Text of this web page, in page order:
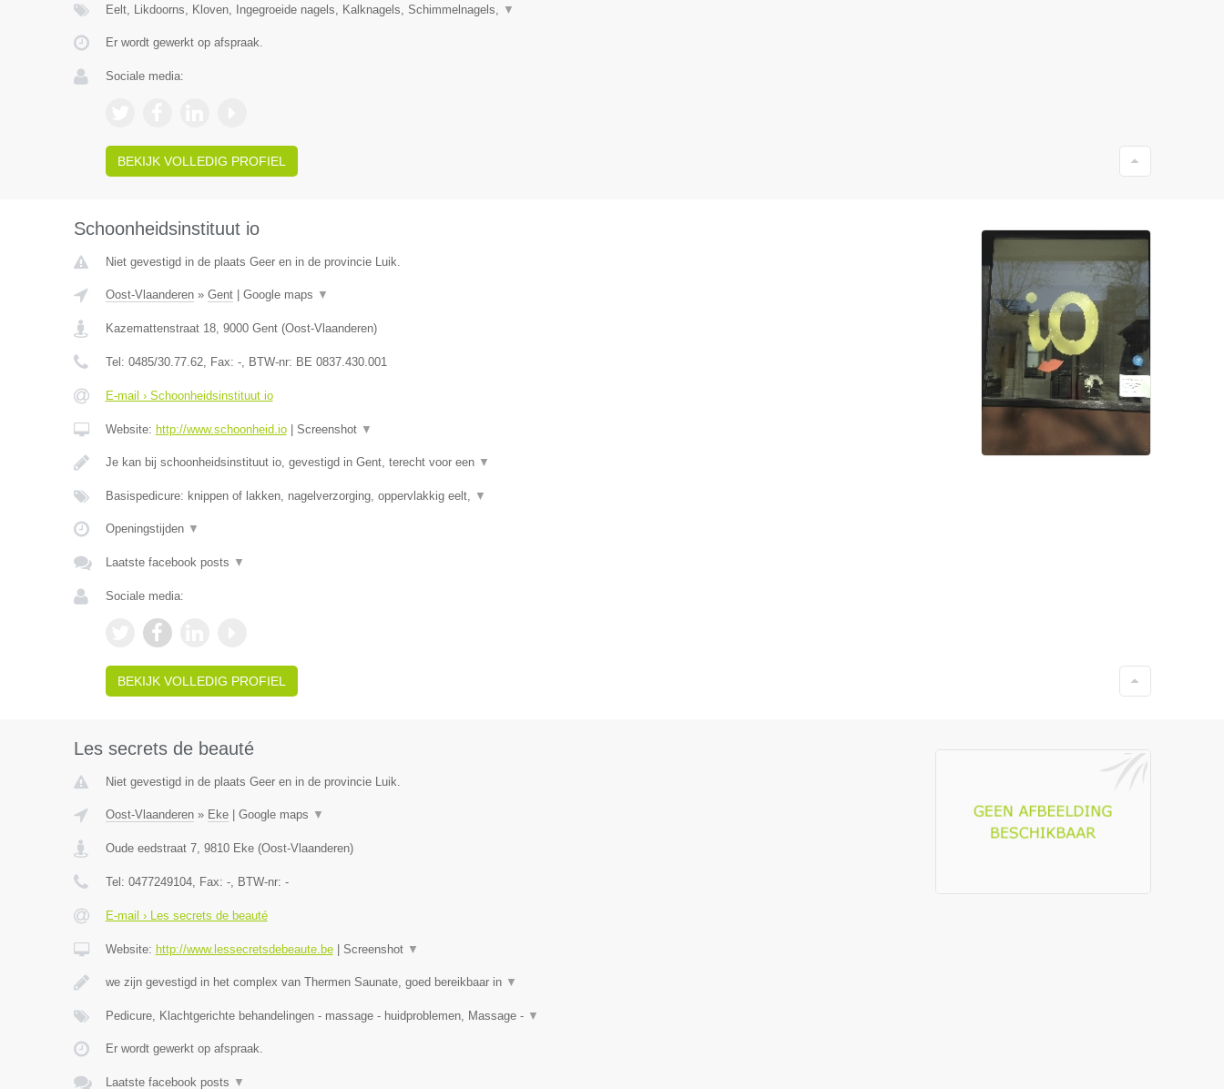
Eelt, Likdoorns, Kloven, Ingegroeide nagels, Kalknagels, Schimmelnagels, ▼
Er wordt gewerkt op afspraak.
Sociale media:
BEKIJK VOLLEDIG PROFIEL
Schoonheidsinstituut io
Niet gevestigd in de plaats Geer en in de provincie Luik.
Oost-Vlaanderen» Gent| Google maps ▼
Kazemattenstraat 18, 9000 Gent(Oost-Vlaanderen)
Tel: 0485/30.77.62, Fax: -, BTW-nr: BE 0837.430.001
E-mail › Schoonheidsinstituut io
Website: http://www.schoonheid.io| Screenshot ▼
Je kan bij schoonheidsinstituut io, gevestigd in Gent, terecht voor een ▼
Basispedicure: knippen of lakken, nagelverzorging, oppervlakkig eelt, ▼
Openingstijden ▼
Laatste facebook posts ▼
Sociale media:
BEKIJK VOLLEDIG PROFIEL
Les secrets de beauté
Niet gevestigd in de plaats Geer en in de provincie Luik.
Oost-Vlaanderen» Eke| Google maps ▼
Oude eedstraat 7, 9810 Eke(Oost-Vlaanderen)
Tel: 0477249104, Fax: -, BTW-nr: -
E-mail › Les secrets de beauté
Website: http://www.lessecretsdebeaute.be| Screenshot ▼
we zijn gevestigd in het complex van Thermen Saunate, goed bereikbaar in ▼
Pedicure, Klachtgerichte behandelingen - massage - huidproblemen, Massage - ▼
Er wordt gewerkt op afspraak.
Laatste facebook posts ▼